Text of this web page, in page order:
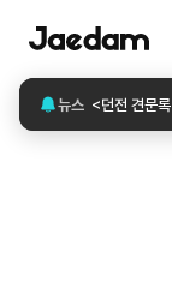
보도자료
뉴스 <던전 견문
뉴스 <숫자로 놀